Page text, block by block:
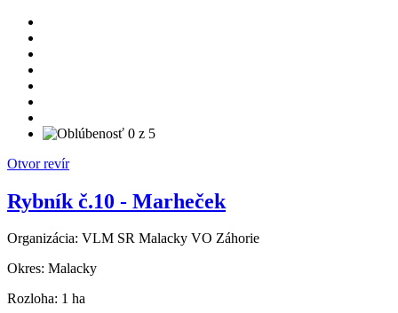
Otvor revír
Rybník č.10 - Marheček
Organizácia: VLM SR Malacky VO Záhorie
Okres: Malacky
Rozloha: 1 ha